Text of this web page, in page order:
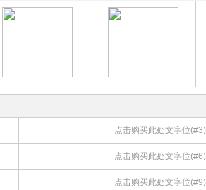
点击购买此处文字位(#3)
点击购买此处文字位(#6)
点击购买此处文字位(#9)